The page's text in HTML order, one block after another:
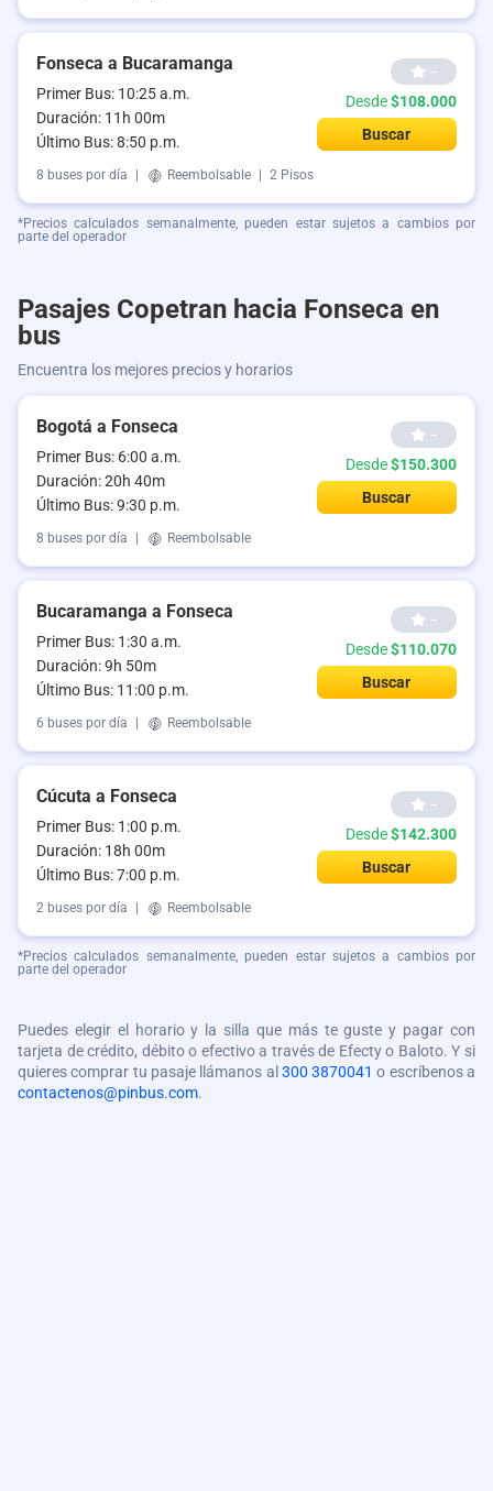
Fonseca a Bucaramanga
Primer Bus: 10:25 a.m.
Duración: 11h 00m
Último Bus: 8:50 p.m.
--
Desde$108.000
Buscar
8 buses por día Reembolsable 2 Pisos
*Precios calculados semanalmente, pueden estar sujetos a cambios por
parte del operador
Pasajes Copetran hacia Fonseca en
bus
Encuentra los mejores precios y horarios
Bogotá a Fonseca
Primer Bus: 6:00 a.m.
Duración: 20h 40m
Último Bus: 9:30 p.m.
--
Desde$150.300
Buscar
8 buses por día Reembolsable
Bucaramanga a Fonseca
Primer Bus: 1:30 a.m.
Duración: 9h 50m
Último Bus: 11:00 p.m.
--
Desde$110.070
Buscar
6 buses por día Reembolsable
Cúcuta a Fonseca
Primer Bus: 1:00 p.m.
Duración: 18h 00m
Último Bus: 7:00 p.m.
--
Desde$142.300
Buscar
2 buses por día Reembolsable
*Precios calculados semanalmente, pueden estar sujetos a cambios por
parte del operador
Puedes elegir el horario y la silla que más te guste y pagar con
tarjeta de crédito, débito o efectivo a través de Efecty o Baloto. Y si
quieres comprar tu pasaje llámanos al 300 3870041 o escríbenos a
contactenos@pinbus.com.